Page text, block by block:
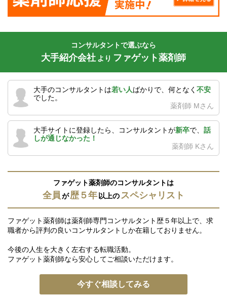
コンサルタントで選ぶなら
大手紹介会社 より ファゲット薬剤師
大手のコンサルタントは若い人ばかりで、何となく 不安
でした。
薬剤師 Mさん
大手サイトに登録したら、コンサルタントが新卒で、 話
しが通じなかった！
薬剤師 Kさん
ファゲット薬剤師のコンサルタントは
全員が歴５年以上のスペシャリスト
ファゲット薬剤師は薬剤師専門コンサルタント歴５年以上で、求
職者から評判の良いコンサルタントしか在籍しておりません。
今後の人生を大きく左右する転職活動。
ファゲット薬剤師なら安心してご相談いただけます。
今すぐ相談してみる